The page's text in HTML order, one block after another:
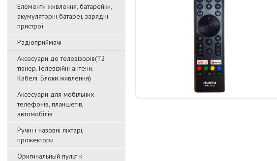
Елементи живлення, батарейки,
акумуляторні батареї, зарядні
пристрої
Радіоприймачі
Аксесуари до телевізорів(T2
тюнер.Телевізійні антени.
Кабелі. Блоки живлення)
Аксесуари для мобільних
телефонів, планшетів,
автомобілів
Ручні і назовні ліхтарі,
прожектори
Оригинальный пульт к